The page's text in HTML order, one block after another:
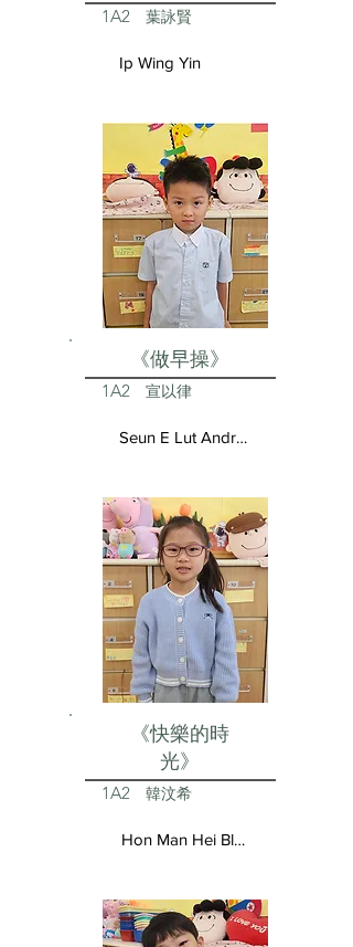
1A2 葉詠賢
Ip Wing Yin
《做早操》
1A2 宣以律
Seun E Lut Andrea
《快樂的時
光》
1A2 韓汶希
Hon Man Hei Blair